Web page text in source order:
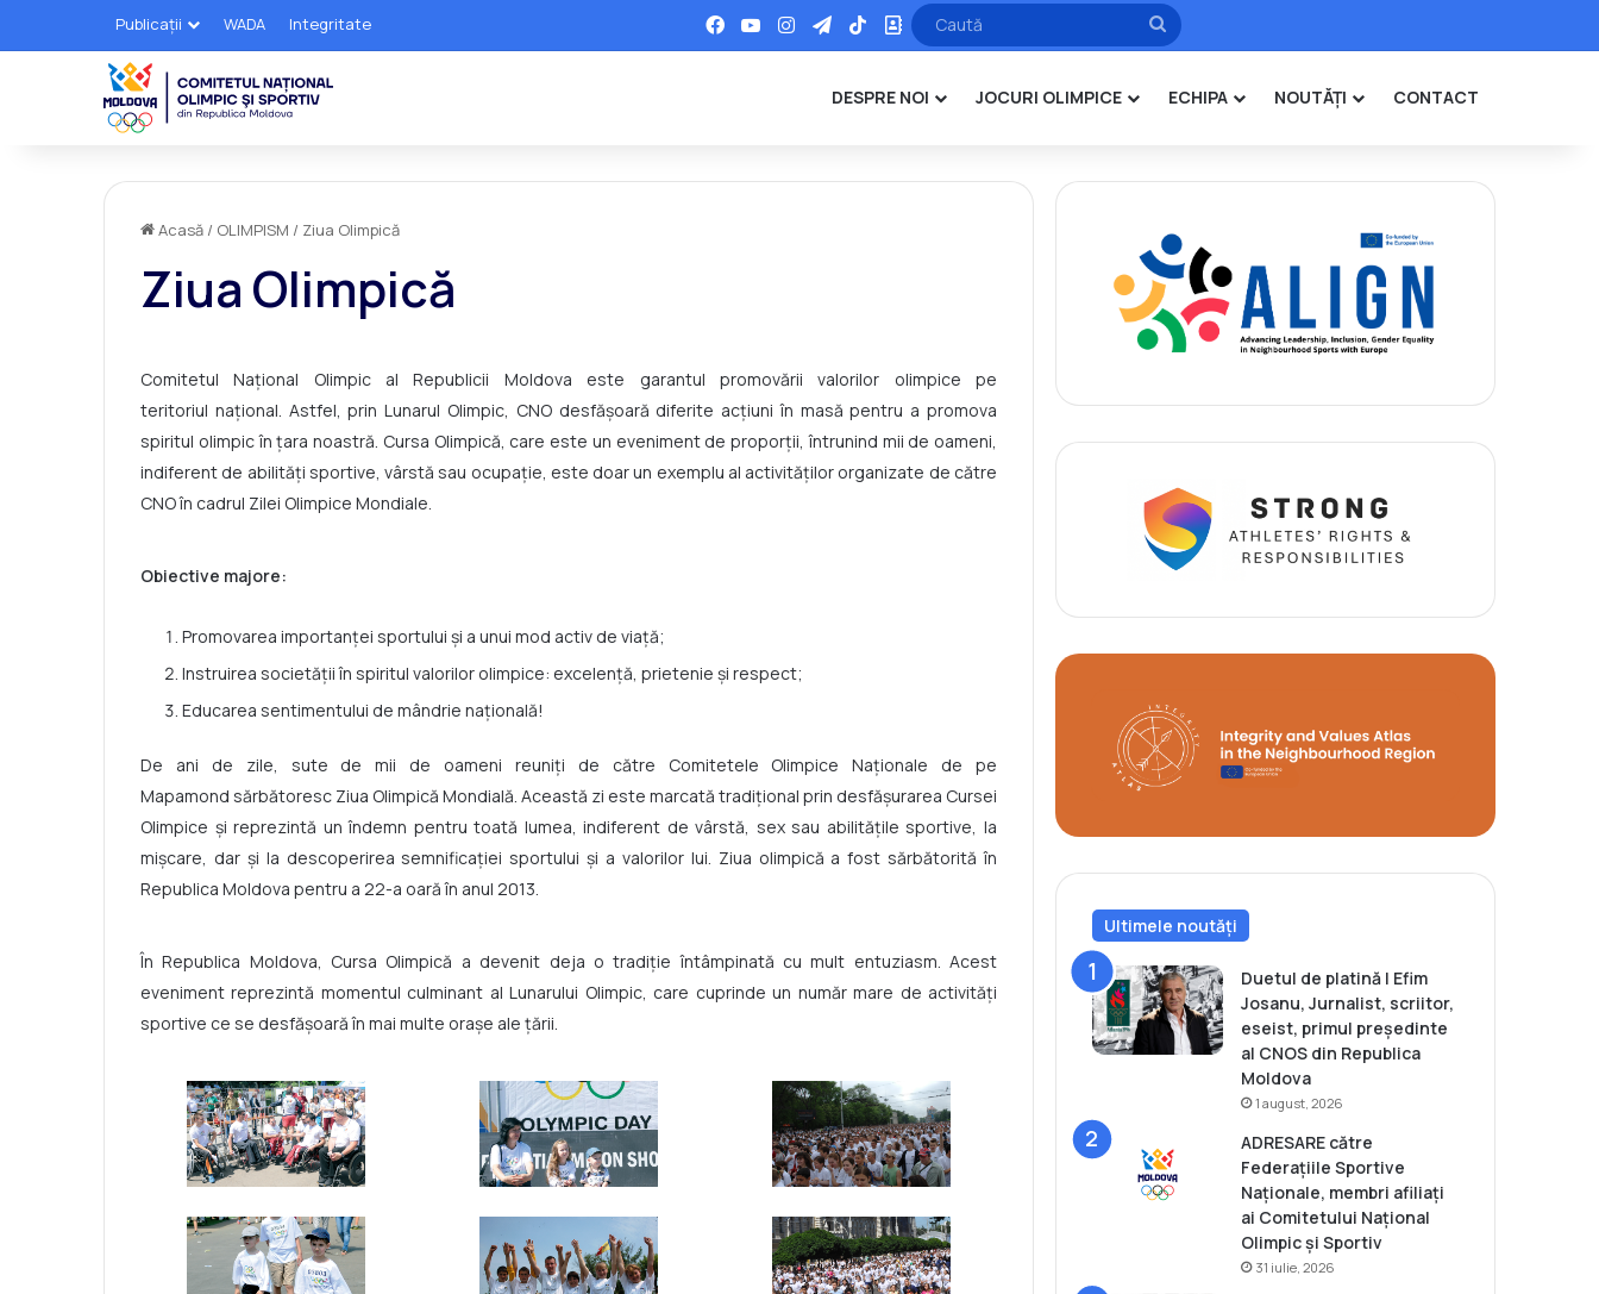
Publicații WADA Integritate FacebookYouTubeInstagramTelegram
TikTokOffice Caută
DESPRE NOI JOCURI OLIMPICE ECHIPA NOUTĂȚI CONTACT
Acasă / OLIMPISM / Ziua Olimpică
Ziua Olimpică
Comitetul Naţional Olimpic al Republicii Moldova este garantul promovării valorilor olimpice pe
teritoriul naţional. Astfel, prin Lunarul Olimpic, CNO desfăşoară diferite acţiuni în masă pentru a promova
spiritul olimpic în ţara noastră. Cursa Olimpică, care este un eveniment de proporții, întrunind mii de oameni,
indiferent de abilităţi sportive, vârstă sau ocupaţie, este doar un exemplu al activităţilor organizate de către
CNO în cadrul Zilei Olimpice Mondiale.
Obiective majore:
Promovarea importanţei sportului şi a unui mod activ de viaţă;
Instruirea societății în spiritul valorilor olimpice: excelență, prietenie și respect;
Educarea sentimentului de mândrie națională!
De ani de zile, sute de mii de oameni reuniţi de către Comitetele Olimpice Naţionale de pe
Mapamond sărbătoresc Ziua Olimpică Mondială. Această zi este marcată tradițional prin desfășurarea Cursei
Olimpice și reprezintă un îndemn pentru toată lumea, indiferent de vârstă, sex sau abilităţile sportive, la
mișcare, dar și la descoperirea semnificației sportului și a valorilor lui. Ziua olimpică a fost sărbătorită în
Republica Moldova pentru a 22-a oară în anul 2013.
În Republica Moldova, Cursa Olimpică a devenit deja o tradiție întâmpinată cu mult entuziasm. Acest
eveniment reprezintă momentul culminant al Lunarului Olimpic, care cuprinde un număr mare de activități
sportive ce se desfășoară în mai multe orașe ale țării.
Ultimele noutăți
Duetul de platină | Efim
Josanu, Jurnalist, scriitor,
eseist, primul președinte
al CNOS din Republica
Moldova
1 august, 2026
ADRESARE către
Federațiile Sportive
Naționale, membri afiliați
ai Comitetului Național
Olimpic și Sportiv
31 iulie, 2026